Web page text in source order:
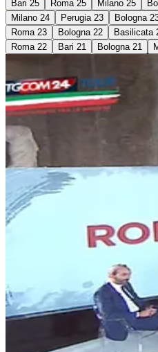
Bari 25 Roma 25 Milano 25
Milano 24
Perugia 23 Bologna
Roma 23
Bologna 22 Basilicata
Roma 22
Bari 21 Bologna 21